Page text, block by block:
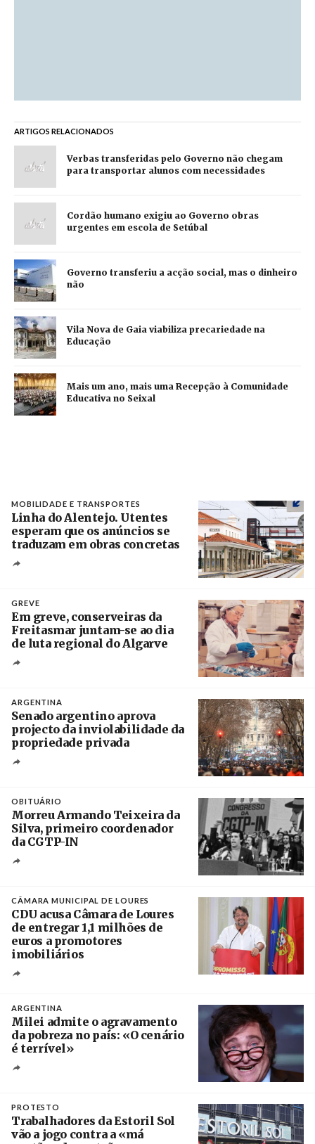
ARTIGOS RELACIONADOS
Verbas transferidas pelo Governo não chegam
para transportar alunos com necessidades
Cordão humano exigiu ao Governo obras
urgentes em escola de Setúbal
Governo transferiu a acção social, mas o dinheiro
não
Vila Nova de Gaia viabiliza precariedade na
Educação
Mais um ano, mais uma Recepção à Comunidade
Educativa no Seixal
MOBILIDADE E TRANSPORTES
Linha do Alentejo. Utentes
esperam que os anúncios se
traduzam em obras concretas
GREVE
Em greve, conserveiras da
Freitasmar juntam-se ao dia
de luta regional do Algarve
ARGENTINA
Senado argentino aprova
projecto da inviolabilidade da
propriedade privada
OBITUÁRIO
Morreu Armando Teixeira da
Silva, primeiro coordenador
da CGTP-IN
CÂMARA MUNICIPAL DE LOURES
CDU acusa Câmara de Loures
de entregar 1,1 milhões de
euros a promotores
imobiliários
ARGENTINA
Milei admite o agravamento
da pobreza no país: «O cenário
é terrível»
PROTESTO
Trabalhadores da Estoril Sol
vão a jogo contra a «má